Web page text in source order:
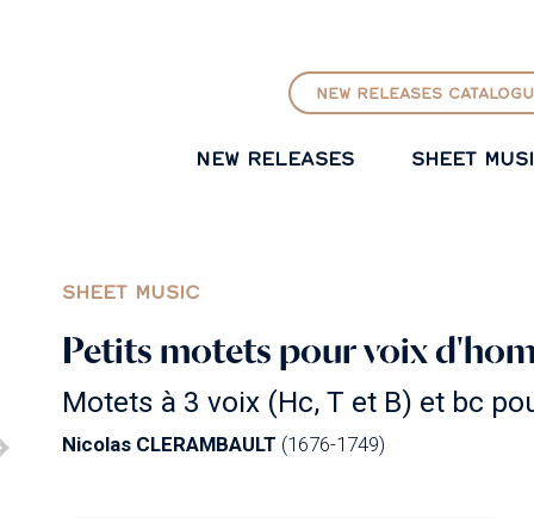
NEW RELEASES
NEW RELEASES SHEET
SHEET MUSIC
Petits motets pour voix
Motets à 3 voix (Hc, T et B) et bc
Nicolas CLERAMBAULT (1676-1749)